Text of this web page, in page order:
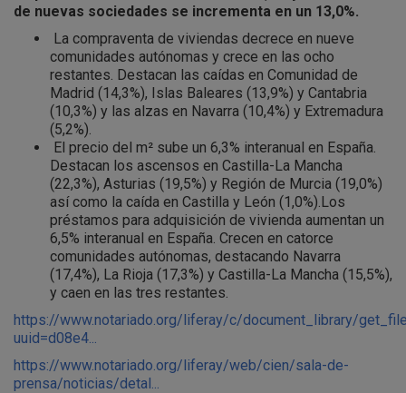
de nuevas sociedades se incrementa en un 13,0%.
La compraventa de viviendas decrece en nueve
comunidades autónomas y crece en las ocho
restantes. Destacan las caídas en Comunidad de
Madrid (14,3%), Islas Baleares (13,9%) y Cantabria
(10,3%) y las alzas en Navarra (10,4%) y Extremadura
(5,2%).
El precio del m² sube un 6,3% interanual en España.
Destacan los ascensos en Castilla-La Mancha
(22,3%), Asturias (19,5%) y Región de Murcia (19,0%)
así como la caída en Castilla y León (1,0%).Los
préstamos para adquisición de vivienda aumentan un
6,5% interanual en España. Crecen en catorce
comunidades autónomas, destacando Navarra
(17,4%), La Rioja (17,3%) y Castilla-La Mancha (15,5%),
y caen en las tres restantes.
https://www.notariado.org/liferay/c/document_library/
uuid=d08e4...
https://www.notariado.org/liferay/web/cien/sala-de-
prensa/noticias/detal...